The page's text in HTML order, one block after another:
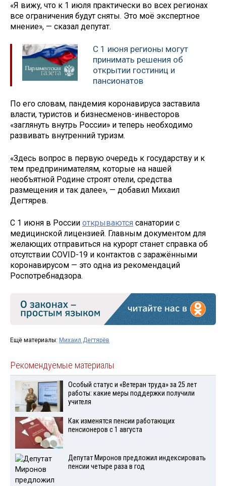
«Я вижу, что к 1 июля практически во всех регионах
все ограничения будут сняты. Это моё экспертное
мнение», — сказал депутат.
С 1 июня регионы могут
принимать решения об
открытии гостиниц и
пансионатов
По его словам, пандемия коронавируса заставила
власти, туристов и бизнесменов-инвесторов
«заглянуть внутрь России» и теперь необходимо
развивать внутренний туризм.
«Здесь вопрос в первую очередь к государству и к
тем предпринимателям, которые на нашей
необъятной Родине строят отели, средства
размещения и так далее», — добавил Михаил
Дегтярев.
С 1 июня в России открываются санатории с
медицинской лицензией. Главным документом для
желающих отправиться на курорт станет справка об
отсутствии COVID-19 и контактов с заражёнными
коронавирусом — это одна из рекомендаций
Роспотребнадзора.
Ещё материалы: Михаил Дегтярёв
Рекомендуемые материалы
Особый статус и «Ветеран труда» за 25 лет
работы: какие меры поддержки получили
учителя
Как изменятся пенсии работающих
пенсионеров с 1 августа
Депутат Миронов предложил индексировать
пенсии четыре раза в год